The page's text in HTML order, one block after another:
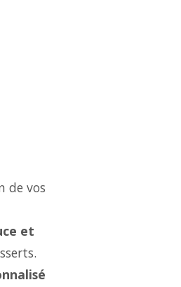
de vos
et